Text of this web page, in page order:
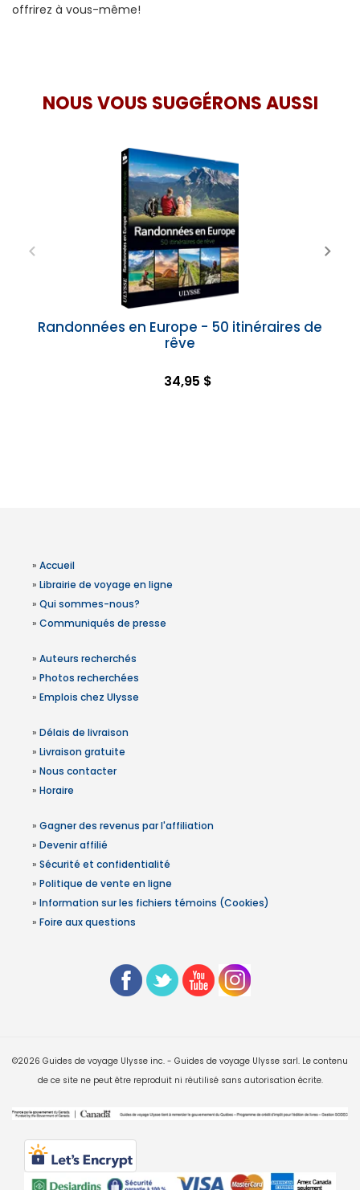
offrirez à vous-même!
NOUS VOUS SUGGÉRONS AUSSI
Randonnées en Europe - 50 itinéraires de
rêve
34,95 $
» Accueil
» Librairie de voyage en ligne
» Qui sommes-nous?
» Communiqués de presse
» Auteurs recherchés
» Photos recherchées
» Emplois chez Ulysse
» Délais de livraison
» Livraison gratuite
» Nous contacter
» Horaire
» Gagner des revenus par l'affiliation
» Devenir affilié
» Sécurité et confidentialité
» Politique de vente en ligne
» Information sur les fichiers témoins (Cookies)
» Foire aux questions
©2026 Guides de voyage Ulysse inc. - Guides de voyage Ulysse sarl. Le contenu
de ce site ne peut être reproduit ni réutilisé sans autorisation écrite.